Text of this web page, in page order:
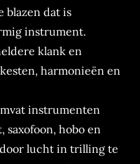
blazen dat is
instrument.
klank en
harmonieën en
instrumenten
saxofoon, hobo en
lucht in trilling te